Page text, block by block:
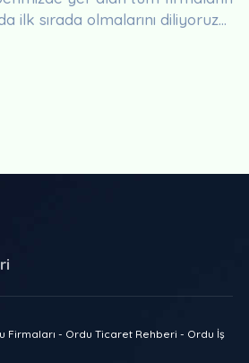
ilk sırada olmalarını diliyoruz...
Firmaları - Ordu Ticaret Rehberi - Ordu İş